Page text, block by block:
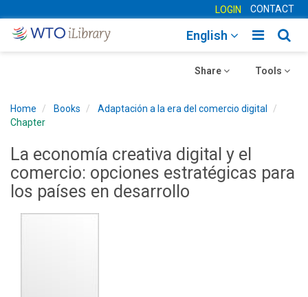
LOGIN CONTACT
Toggle
English
Toggle
Tools
Toggle
Share
Home Books
Adaptación a la era del comercio digital
Chapter
La economía creativa digital y el
comercio: opciones estratégicas para
los países en desarrollo